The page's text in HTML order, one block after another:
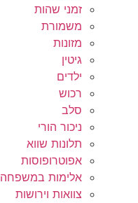
זמני שהות
משמורת
מזונות
גיטין
ילדים
רכוש
סלב
ניכור הורי
תלונות שווא
אפוטרופוסות
אלימות במשפחה
צוואות וירושות